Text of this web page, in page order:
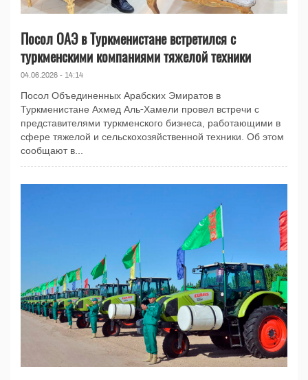
Посол ОАЭ в Туркменистане встретился с
туркменскими компаниями тяжелой техники
04.06.2026 - 14:14
Посол Объединенных Арабских Эмиратов в
Туркменистане Ахмед Аль-Хамели провел встречи с
представителями туркменского бизнеса, работающими в
сфере тяжелой и сельскохозяйственной техники. Об этом
сообщают в...